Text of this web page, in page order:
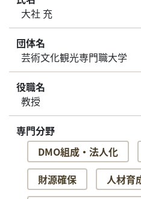
大社 充
団体名
芸術文化観光専門職大学
役職名
教授
専門分野
DMO組成・法人化
財源確保
人材育